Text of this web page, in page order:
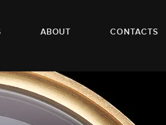
ABOUT CONTACTS